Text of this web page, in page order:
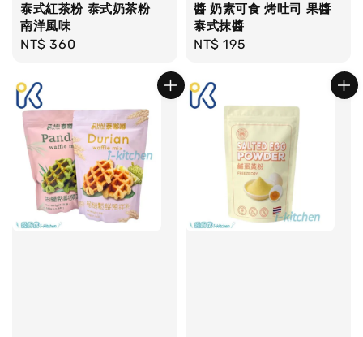
泰式紅茶粉 泰式奶茶粉
南洋風味
Regular
NT$ 360
醬 奶素可食 烤吐司 果醬
泰式抹醬
Regular
NT$ 195